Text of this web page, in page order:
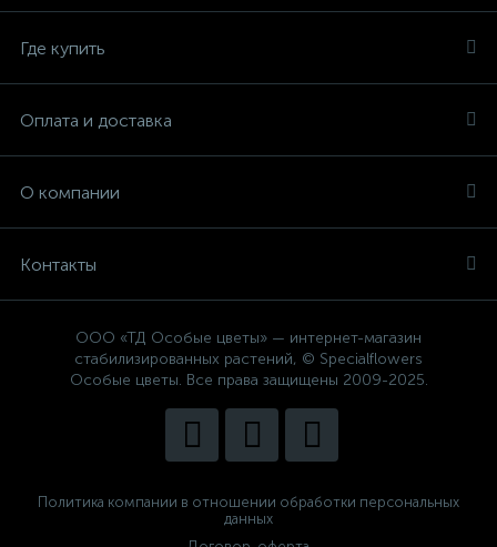
Где купить
Оплата и доставка
О компании
Контакты
ООО «ТД Особые цветы» — интернет-магазин
стабилизированных растений, © Specialflowers
Особые цветы. Все права защищены 2009-2025.
Политика компании в отношении обработки персональных
данных